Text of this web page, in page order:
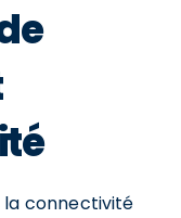
la connectivité